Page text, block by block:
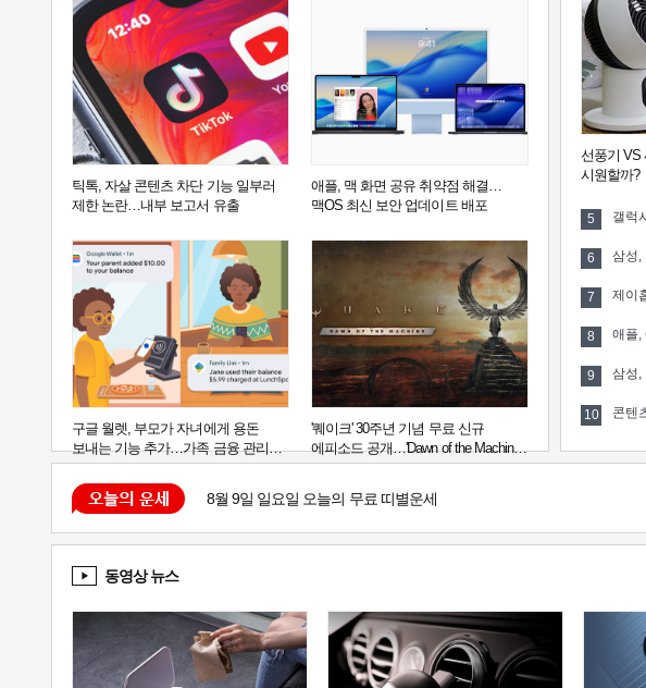
틱톡, 자살 콘텐츠 차단 기능 일부러
제한 논란…내부 보고서 유출
애플, 맥 화면 공유 취약점 해결…
맥OS 최신 보안 업데이트 배포
구글 월렛, 부모가 자녀에게 용돈
보내는 기능 추가…가족 금융 관리
강화
'퀘이크' 30주년 기념 무료 신규
에피소드 공개…'Dawn of the Machine'
출시
선풍기 VS
시원할까?
5 갤럭
6 삼성,
7 제이
8 애플,
9 삼성,
10 콘텐
8월 9일 일요일 오늘의 무료 띠별운세
동영상 뉴스